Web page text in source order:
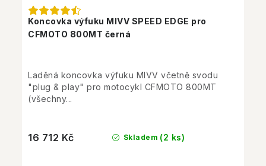
Koncovka výfuku MIVV SPEED EDGE pro
CFMOTO 800MT černá
Skladem (2 ks)
16 712 Kč
Laděná koncovka výfuku MIVV včetně svodu
"plug & play" pro motocykl CFMOTO 800MT
(všechny...